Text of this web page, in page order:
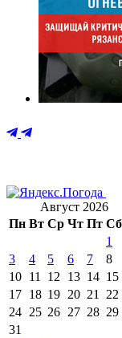
Август 2026
Пн Вт Ср Чт Пт Сб
1
3
4 5 6 7 8
10 11 12 13 14 15
17 18 19 20 21 22
24 25 26 27 28 29
31